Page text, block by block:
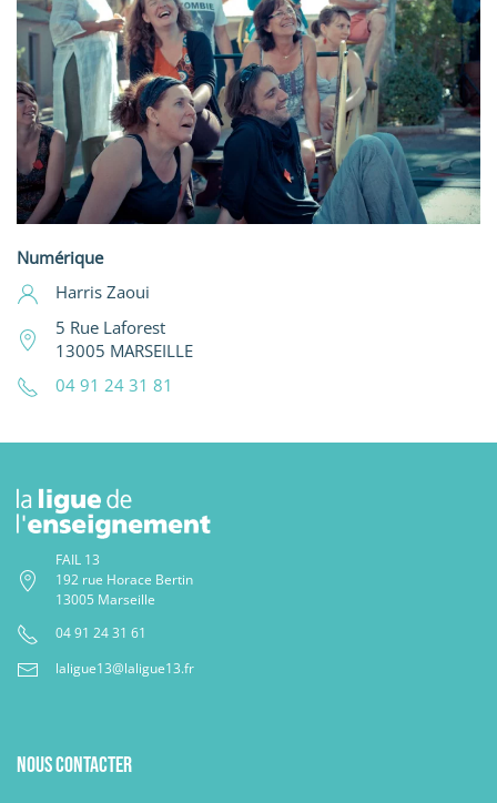
Numérique
Harris Zaoui
5 Rue Laforest
13005 MARSEILLE
04 91 24 31 81
FAIL 13
192 rue Horace Bertin
13005 Marseille
04 91 24 31 61
laligue13@laligue13.fr
Nous contacter